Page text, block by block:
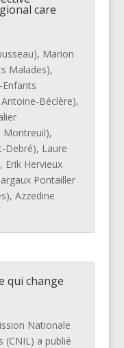
care
Marion
Malades),
Béclère),
Montreuil),
Debré), Laure
Erik Hervieux
Pontailler
Azzedine
qui change
Nationale
(CNIL) a publié